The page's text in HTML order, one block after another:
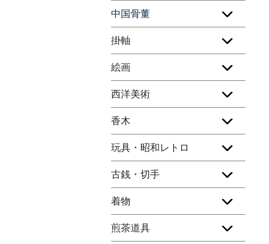
中国骨董
掛軸
絵画
西洋美術
香木
玩具・昭和レトロ
古銭・切手
着物
煎茶道具